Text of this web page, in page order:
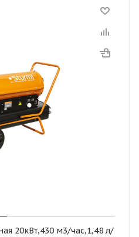
20кВт,430 м3/час,1,48 л/